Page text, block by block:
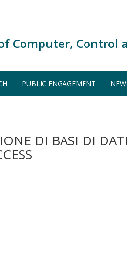
Computer, Control
PUBLIC ENGAGEMENT
DI BASI DI